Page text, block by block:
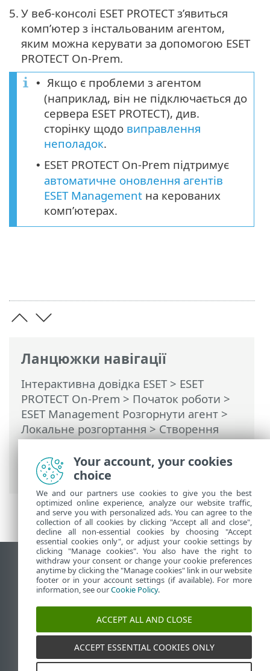
Ланцюжки навігації
Інтерактивна довідка ESET> ESET
PROTECT On-Prem > Початок роботи >
ESET Management Pозгорнути агент >
Локальне розгортання>Створення
інсталятора сценарію агента—
Windows/Linux/macOS> Розгортання
агента у Windows
5. У веб-консолі ESET PROTECT з’явиться
комп’ютер з інстальованим агентом,
яким можна керувати за допомогою ESET
PROTECT On-Prem.
•
Якщо є проблеми з агентом
(наприклад, він не підключається до
сервера ESET PROTECT), див.
сторінку щодо виправлення
неполадок.
• ESET PROTECT On-Prem підтримує
автоматичне оновлення агентів
ESET Management на керованих
комп’ютерах.
Переглянути повну версію
End of Life
База знань ESET
Форум ESET
ESET Status Portal
Регіональна підтримка
Your account, your cookies
choice
We and our partners use cookies to give you the best
optimized online experience, analyze our website traffic,
and serve you with personalized ads. You can agree to the
collection of all cookies by clicking "Accept all and close",
decline all non-essential cookies by choosing "Accept
essential cookies only", or adjust your cookie settings by
clicking "Manage cookies". You also have the right to
withdraw your consent or change your cookie preferences
anytime by clicking the "Manage cookies" link in our website
footer or in your account settings (if available). For more
information, see ourCookie Policy.
ACCEPT ALL AND CLOSE
ACCEPT ESSENTIAL COOKIES ONLY